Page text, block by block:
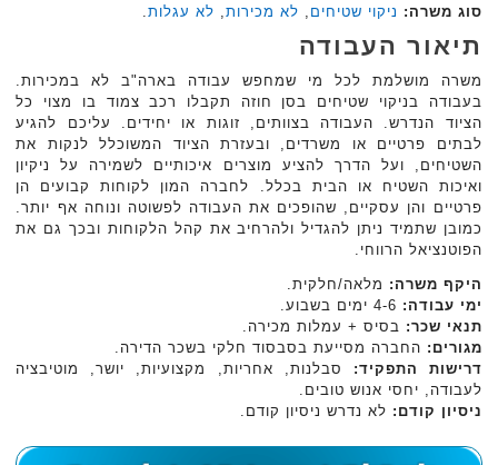
סוג משרה: ניקוי שטיחים לא מכירות לא עגלות
תיאור העבודה
משרה מושלמת לכל מי שמחפש עבודה בארה"ב לא במכירות.
בעבודה בניקוי שטיחים בסן חוזה תקבלו רכב צמוד בו מצוי כל
הציוד הנדרש. העבודה בצוותים, זוגות או יחידים. עליכם להגיע
לבתים פרטיים או משרדים, ובעזרת הציוד המשוכלל לנקות את
השטיחים, ועל הדרך להציע מוצרים איכותיים לשמירה על ניקיון
ואיכות השטיח או הבית בכלל. לחברה המון לקוחות קבועים הן
פרטיים והן עסקיים, שהופכים את העבודה לפשוטה ונוחה אף יותר.
כמובן שתמיד ניתן להגדיל ולהרחיב את קהל הלקוחות ובכך גם את
הפוטנציאל הרווחי.
היקף משרה: מלאה/חלקית.
ימי עבודה:
תנאי שכר: בסיס + עמלות מכירה.
מגורים: החברה מסייעת בסבסוד חלקי בשכר הדירה.
דרישות התפקיד: סבלנות, אחריות, מקצועיות, יושר, מוטיבציה
לעבודה, יחסי אנוש טובים.
ניסיון קודם: לא נדרש ניסיון קודם.